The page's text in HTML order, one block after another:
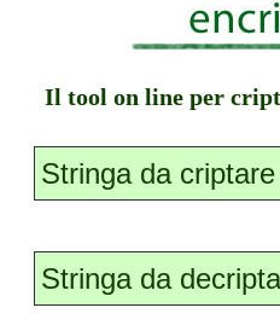
Il tool on line per